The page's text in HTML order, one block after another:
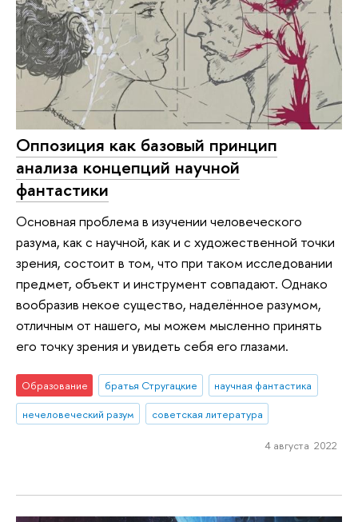
Оппозиция как базовый принцип
анализа концепций научной
фантастики
Основная проблема в изучении человеческого
разума, как с научной, как и с художественной точки
зрения, состоит в том, что при таком исследовании
предмет, объект и инструмент совпадают. Однако
вообразив некое существо, наделённое разумом,
отличным от нашего, мы можем мысленно принять
его точку зрения и увидеть себя его глазами.
Образование братья Стругацкие
научная фантастика
нечеловеческий разум
советская литература
4 августа 2022